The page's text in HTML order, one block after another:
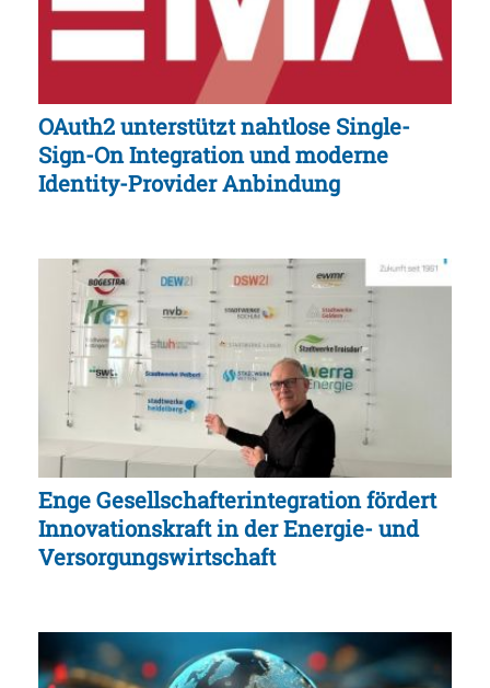
OAuth2 unterstützt nahtlose Single-
Sign-On Integration und moderne
Identity-Provider Anbindung
Enge Gesellschafterintegration fördert
Innovationskraft in der Energie- und
Versorgungswirtschaft